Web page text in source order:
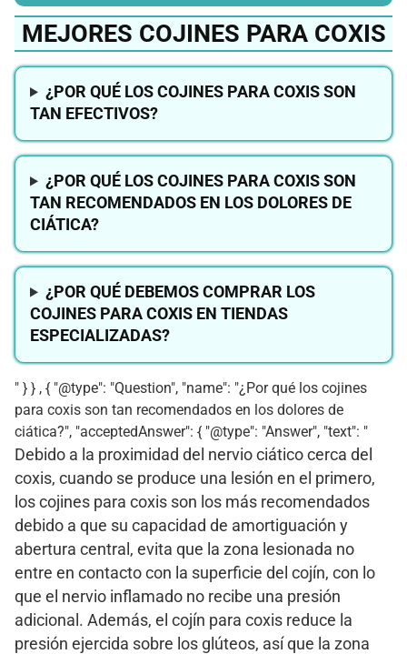
MEJORES COJINES PARA COXIS
¿POR QUÉ LOS COJINES PARA COXIS SON
TAN EFECTIVOS?
¿POR QUÉ LOS COJINES PARA COXIS SON
TAN RECOMENDADOS EN LOS DOLORES DE
CIÁTICA?
¿POR QUÉ DEBEMOS COMPRAR LOS
COJINES PARA COXIS EN TIENDAS
ESPECIALIZADAS?
" } } , { "@type": "Question", "name": "¿Por qué los cojines
para coxis son tan recomendados en los dolores de
ciática?", "acceptedAnswer": { "@type": "Answer", "text": "
Debido a la proximidad del nervio ciático cerca del
coxis, cuando se produce una lesión en el primero,
los cojines para coxis son los más recomendados
debido a que su capacidad de amortiguación y
abertura central, evita que la zona lesionada no
entre en contacto con la superficie del cojín, con lo
que el nervio inflamado no recibe una presión
adicional. Además, el cojín para coxis reduce la
presión ejercida sobre los glúteos, así que la zona